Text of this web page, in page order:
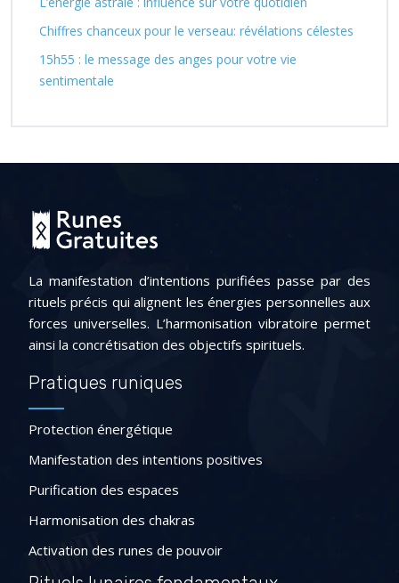
Chiffres chanceux pour le verseau: révélations célestes
15h55 : le message des anges pour votre vie
sentimentale
La manifestation d’intentions purifiées passe par des
rituels précis qui alignent les énergies personnelles aux
forces universelles. L’harmonisation vibratoire permet
ainsi la concrétisation des objectifs spirituels.
Pratiques runiques
Protection énergétique
Manifestation des intentions positives
Purification des espaces
Harmonisation des chakras
Activation des runes de pouvoir